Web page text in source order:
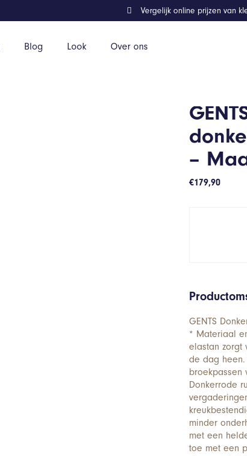
Blog Look Over ons
Vergelijk online prijzen van
–
€179,90
GENTS
* Materiaal
elastan zorgt
de dag heen.
broekpassen
Donkerrode
minder
met een
toe met een